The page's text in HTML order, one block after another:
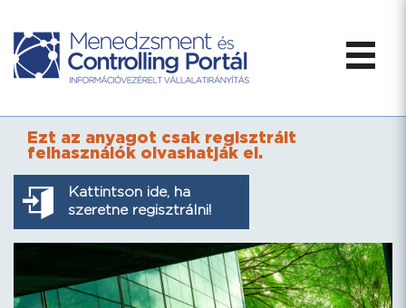
Ezt az anyagot csak regisztrált
felhasználók olvashatják el.
Kattintson ide, ha
szeretne regisztrálni!